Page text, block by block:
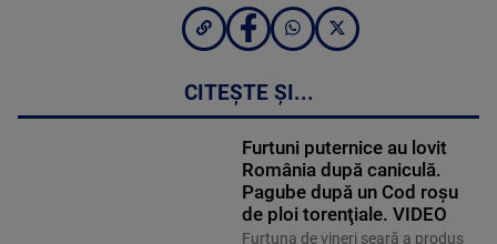
CITEȘTE ȘI...
Furtuni puternice au lovit
România după caniculă.
Pagube după un Cod roşu
de ploi torenţiale. VIDEO
Furtuna de vineri seară a produs